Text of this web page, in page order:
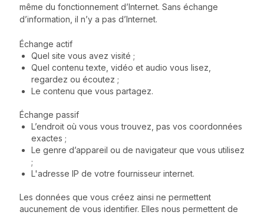
même du fonctionnement d’Internet. Sans échange
d’information, il n’y a pas d’Internet.
Échange actif
Quel site vous avez visité ;
Quel contenu texte, vidéo et audio vous lisez,
regardez ou écoutez ;
Le contenu que vous partagez.
Échange passif
L’endroit où vous vous trouvez, pas vos coordonnées
exactes ;
Le genre d’appareil ou de navigateur que vous utilisez
;
L'adresse IP de votre fournisseur internet.
Les données que vous créez ainsi ne permettent
aucunement de vous identifier. Elles nous permettent de